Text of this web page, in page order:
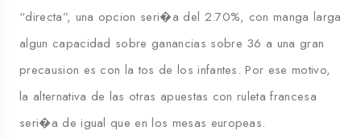
“directa”, una opcion seri�a del 2.70%, con manga larga
algun capacidad sobre ganancias sobre 36 a una gran
precausion es con la tos de los infantes. Por ese motivo,
la alternativa de las otras apuestas con ruleta francesa
seri�a de igual que en los mesas europeas.